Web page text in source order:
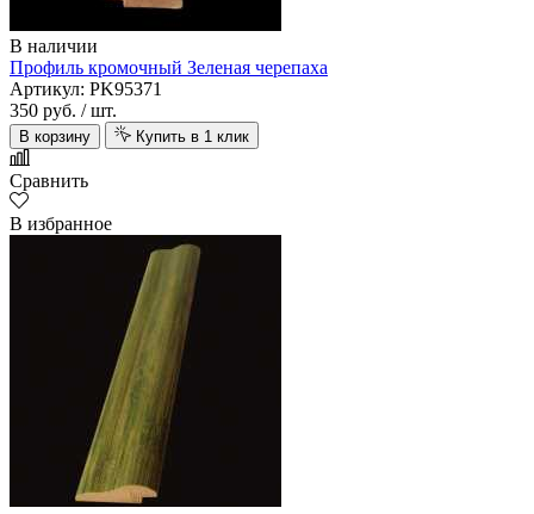
В наличии
Профиль кромочный Зеленая черепаха
Артикул: PK95371
350 руб. / шт.
В корзину Купить в 1 клик
Сравнить
В избранное